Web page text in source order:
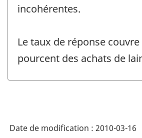
incohérentes.
Le taux de réponse
pourcent des achats de
Date de modification : 2010-03-16